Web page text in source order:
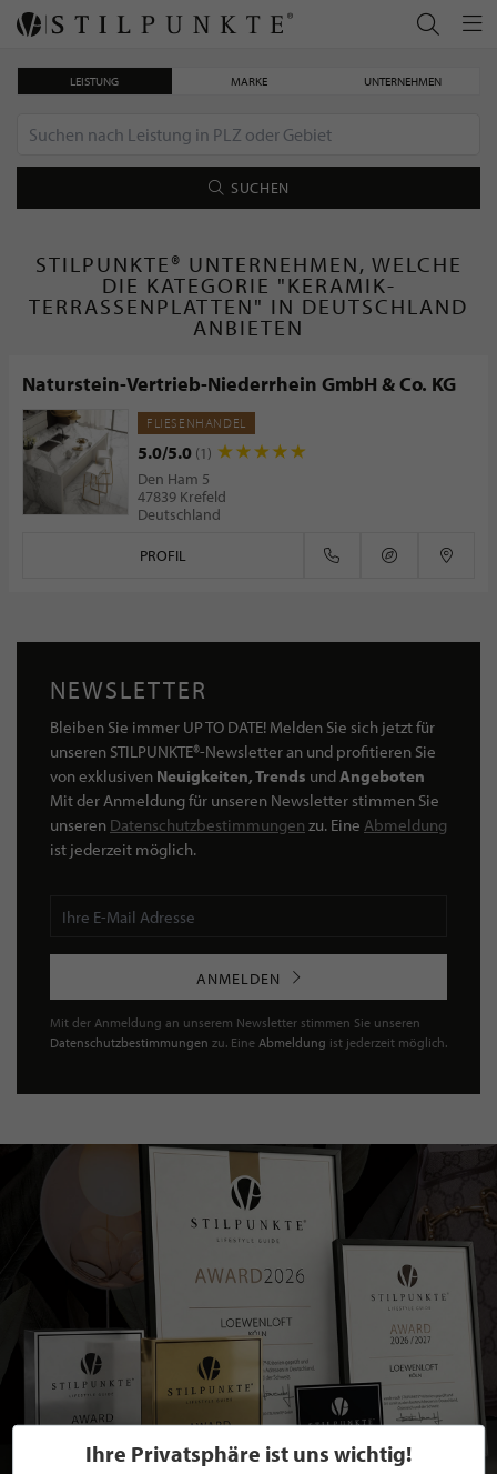
LEISTUNG MARKE UNTERNEHMEN
SUCHEN
STILPUNKTE® UNTERNEHMEN, WELCHE
DIE KATEGORIE "KERAMIK-
TERRASSENPLATTEN" IN DEUTSCHLAND
ANBIETEN
Naturstein-Vertrieb-Niederrhein GmbH & Co. KG
FLIESENHANDEL
5.0/5.0 (1)
Den Ham 5
47839 Krefeld
Deutschland
PROFIL
NEWSLETTER
Bleiben Sie immer UP TO DATE! Melden Sie sich jetzt für
unseren STILPUNKTE®-Newsletter an und profitieren Sie
von exklusiven Neuigkeiten, Trends undAngeboten
Mit der Anmeldung für unseren Newsletter stimmen Sie
unseren Datenschutzbestimmungen zu. Eine Abmeldung
ist jederzeit möglich.
ANMELDEN
Mit der Anmeldung an unserem Newsletter stimmen Sie unseren
Datenschutzbestimmungen zu. Eine Abmeldung ist jederzeit möglich.
Ihre Privatsphäre ist uns wichtig!